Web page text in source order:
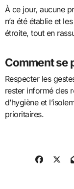
À ce jour, aucune
n’a été établie et
étroite, tout en
Comment se
Respecter les
rester informé des
d’hygiène et
prioritaires.